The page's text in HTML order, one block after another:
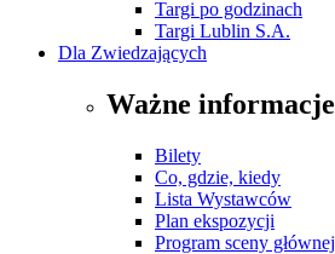
Targi po godzinach
Targi Lublin S.A.
Dla Zwiedzających
Ważne informacje
Bilety
Co, gdzie, kiedy
Lista Wystawców
Plan ekspozycji
Program sceny głównej